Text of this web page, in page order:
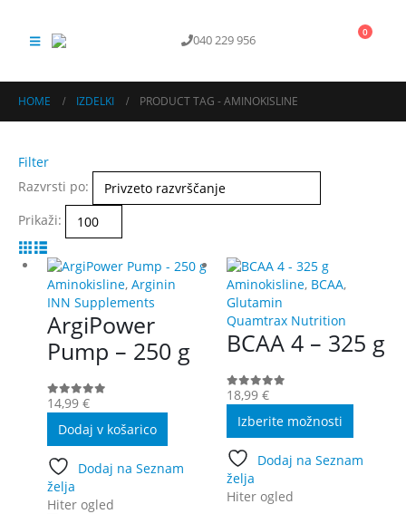
040 229 956KONTAKT
0
HOME IZDELKI PRODUCT TAG -AMINOKISLINE
Filter
Razvrsti po:
Prikaži:
Aminokisline, Arginin
INN Supplements
ArgiPower
Pump – 250 g
0 out of 5
14,99 €
Dodaj v košarico
Dodaj na Seznam
želja
Hiter ogled
Aminokisline, BCAA,
Glutamin
Quamtrax Nutrition
BCAA 4 – 325 g
0 out of 5
18,99 €
Izberite možnosti
več
Dodaj na Seznam
želja
Hiter ogled